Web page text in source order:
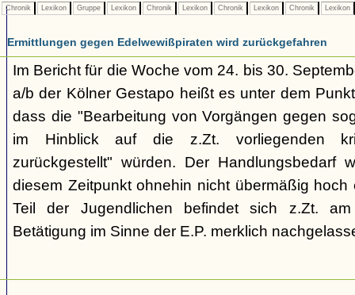
Chronik Lexikon Gruppe Lexikon Chronik Lexikon Chronik Lexikon Chronik Lexikon
Ermittlungen gegen Edelwewißpiraten wird zurückgefahren
Im Bericht für die Woche vom 24. bis 30.
a/b der Kölner Gestapo heißt es unter dem
dass die "Bearbeitung von Vorgängen gegen
im Hinblick auf die z.Zt. vorliegenden
zurückgestellt" würden. Der Handlungsbedarf
diesem Zeitpunkt ohnehin nicht übermäßig hoch
Teil der Jugendlichen befindet sich z.Zt.
Betätigung im Sinne der E.P. merklich